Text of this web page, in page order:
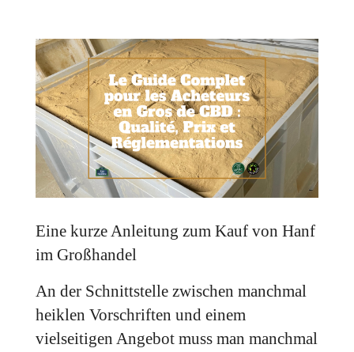
Eine kurze Anleitung zum Kauf von Hanf
im Großhandel
An der Schnittstelle zwischen manchmal
heiklen Vorschriften und einem
vielseitigen Angebot muss man manchmal